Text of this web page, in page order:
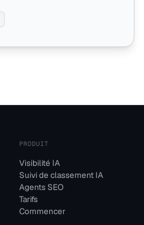
PRODUIT
Visibilité IA
Suivi de classement IA
Agents SEO
Tarifs
Commencer